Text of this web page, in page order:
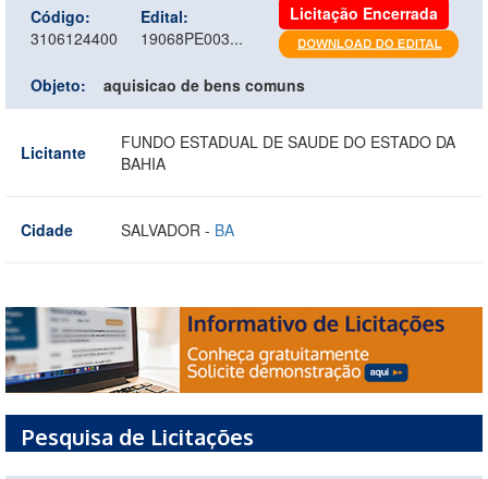
Código:
3106124400
Edital:
19068PE003...
Licitação Encerrada
Objeto: aquisicao de bens comuns
Licitante
FUNDO ESTADUAL DE SAUDE DO ESTADO DA
BAHIA
Cidade SALVADOR - BA
Pesquisa de Licitações